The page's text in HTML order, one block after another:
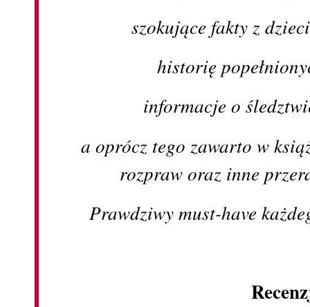
szokujące fakty z
historię
informacje o
a oprócz tego zawarto w
rozpraw oraz inne
Prawdziwy must-have